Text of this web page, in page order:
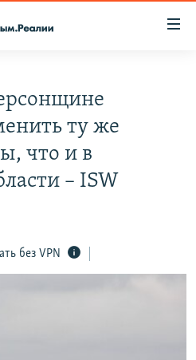
ту же
что и в
– ISW
без VPN